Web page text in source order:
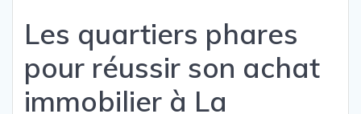
Les quartiers phares
pour réussir son achat
immobilier à La